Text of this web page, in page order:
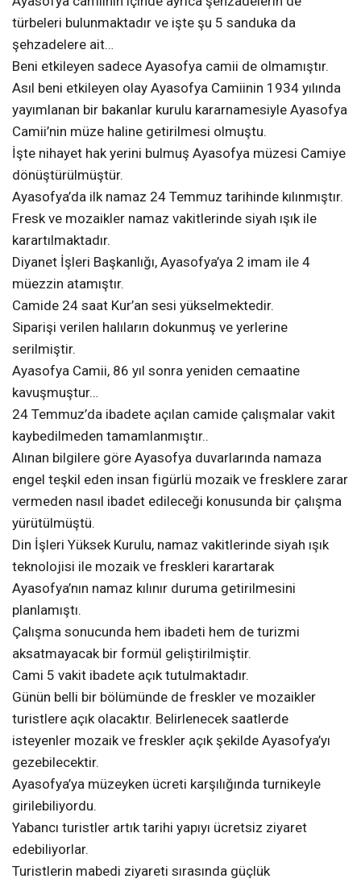
türbeleri bulunmaktadır ve işte şu 5 sanduka da
şehzadelere ait…
Beni etkileyen sadece Ayasofya camii de olmamıştır.
Asıl beni etkileyen olay Ayasofya Camiinin 1934 yılında
yayımlanan bir bakanlar kurulu kararnamesiyle Ayasofya
Camii’nin müze haline getirilmesi olmuştu.
İşte nihayet hak yerini bulmuş Ayasofya müzesi Camiye
dönüştürülmüştür.
Ayasofya’da ilk namaz 24 Temmuz tarihinde kılınmıştır.
Fresk ve mozaikler namaz vakitlerinde siyah ışık ile
karartılmaktadır.
Diyanet İşleri Başkanlığı, Ayasofya’ya 2 imam ile 4
müezzin atamıştır.
Camide 24 saat Kur’an sesi yükselmektedir.
Siparişi verilen halıların dokunmuş ve yerlerine
serilmiştir.
Ayasofya Camii, 86 yıl sonra yeniden cemaatine
kavuşmuştur…
24 Temmuz’da ibadete açılan camide çalışmalar vakit
kaybedilmeden tamamlanmıştır..
Alınan bilgilere göre Ayasofya duvarlarında namaza
engel teşkil eden insan figürlü mozaik ve fresklere zarar
vermeden nasıl ibadet edileceği konusunda bir çalışma
yürütülmüştü.
Din İşleri Yüksek Kurulu, namaz vakitlerinde siyah ışık
teknolojisi ile mozaik ve freskleri karartarak
Ayasofya’nın namaz kılınır duruma getirilmesini
planlamıştı.
Çalışma sonucunda hem ibadeti hem de turizmi
aksatmayacak bir formül geliştirilmiştir.
Cami 5 vakit ibadete açık tutulmaktadır.
Günün belli bir bölümünde de freskler ve mozaikler
turistlere açık olacaktır. Belirlenecek saatlerde
isteyenler mozaik ve freskler açık şekilde Ayasofya’yı
gezebilecektir.
Ayasofya’ya müzeyken ücreti karşılığında turnikeyle
girilebiliyordu.
Yabancı turistler artık tarihi yapıyı ücretsiz ziyaret
edebiliyorlar.
Turistlerin mabedi ziyareti sırasında güçlük